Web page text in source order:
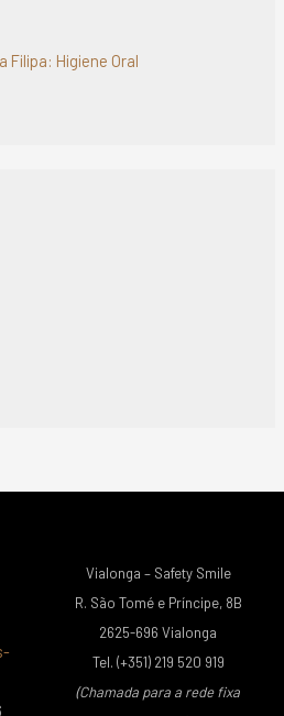
Filipa: Higiene Oral
Vialonga – Safety Smile
R. São Tomé e Príncipe, 8B
2625-696 Vialonga
Tel. (+351) 219 520 919
(Chamada para a rede fixa